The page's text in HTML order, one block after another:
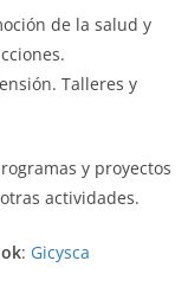
de la salud y
Talleres y
y proyectos
actividades.
: Gicysca